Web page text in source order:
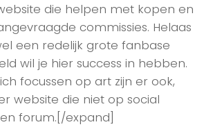
die helpen met kopen en
commissies. Helaas
een redelijk grote fanbase
wil je hier success in hebben.
focussen op art zijn er ook,
website die niet op social
forum.[/expand]